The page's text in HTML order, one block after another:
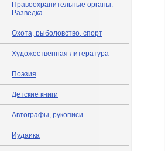
Правоохранительные органы.
Разведка
Охота, рыболовство, спорт
Художественная литература
Поэзия
Детские книги
Автографы, рукописи
Иудаика